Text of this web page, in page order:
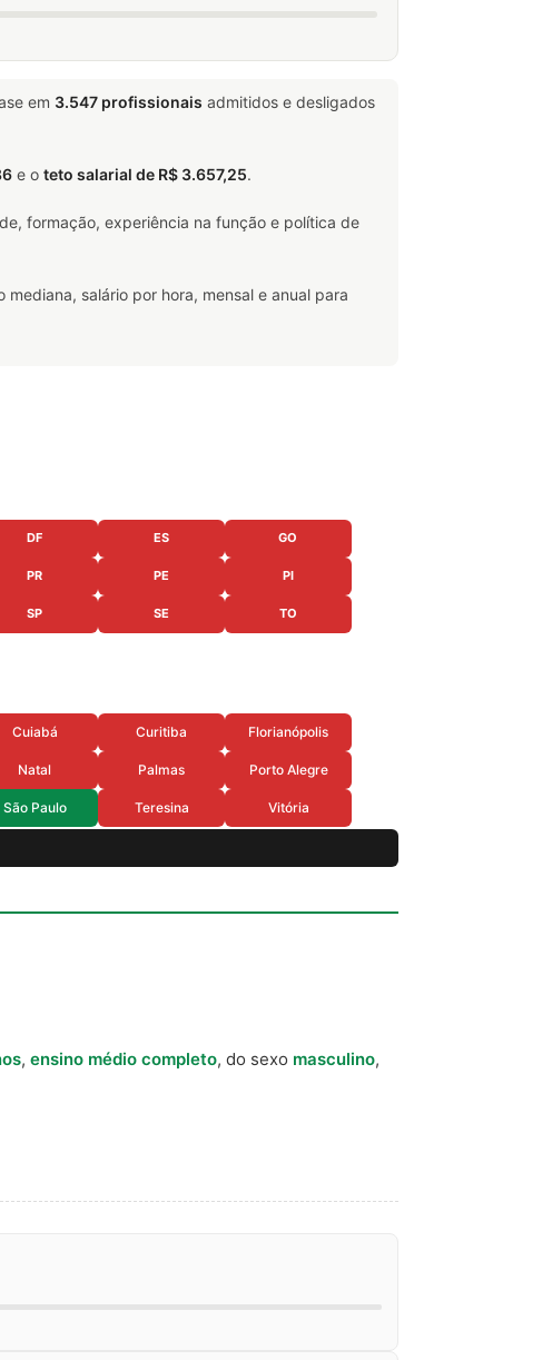
em 3.547 profissionais admitidos e desligados
e o teto salarial de R$ 3.657,25.
formação, experiência na função e política de
salário por hora, mensal e anual para
DF ES GO
PR PE PI
SP SE TO
Cuiabá Curitiba Florianópolis
Natal Palmas Porto Alegre
São Paulo Teresina Vitória
, ensino médio completo, do sexo masculino,